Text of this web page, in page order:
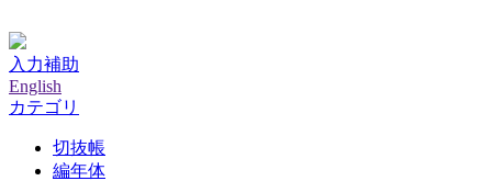
入力補助
English
カテゴリ
切抜帳
編年体